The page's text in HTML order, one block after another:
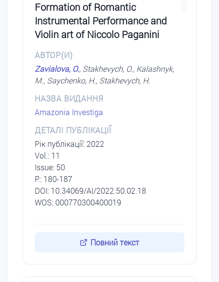
Formation of Romantic
Instrumental Performance and
Violin art of Niccolo Paganini
АВТОР(И)
Zavialova, O., Stakhevych, O., Kalashnyk,
M., Saychenko, H., Stakhevych, H.
НАЗВА ВИДАННЯ
Amazonia Investiga
ДЕТАЛІ ПУБЛІКАЦІЇ
Рік публікації: 2022
Vol.: 11
Issue: 50
P.: 180-187
DОI: 10.34069/AI/2022.50.02.18
WOS: 000770300400019
Повний текст